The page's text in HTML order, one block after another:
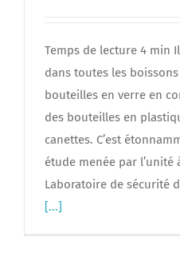
Temps de lecture 4 min
dans toutes les
bouteilles en verre en
des bouteilles en
canettes. C’est
étude menée par
Laboratoire de sécurité
[...]